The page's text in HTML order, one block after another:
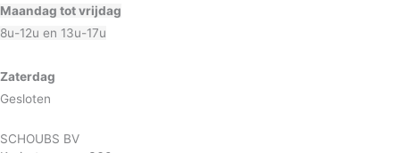
Maandag tot vrijdag
8u-12u en 13u-17u
Zaterdag
Gesloten
SCHOUBS BV